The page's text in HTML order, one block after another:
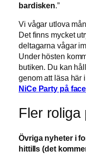
bardisken .”
Vi vågar utlova
Det finns mycket
deltagarna vågar
Under hösten
butiken. Du kan
genom att läsa här
NiCe Party på
Fler roliga
Övriga nyheter i
hittills (det